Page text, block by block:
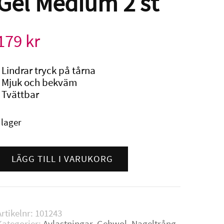
kr
Lindrar tryck på tårna
Mjuk och bekväm
Tvättbar
LÄGG TILL I VARUKORG
101243